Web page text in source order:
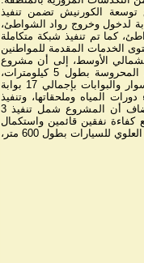
توسعة الكورنيش تضمن تنفيذ
من الأعمال الخدمية والبنية الأساسية، شملت إنشاء 17 بوابة لدخول وخروج رواد الشواطئ،
كما تم تنفيذ شبكة متكاملة
الخدمات المقدمة للمواطنين
الأوسط، إلى أن مشروع
توسعة كورنيش الإسكندرية شرق المدينة، من منطقة المنتزه حتى فندق المحروسة بطول 5 كيلومترات،
تضمن تنفيذ أعمال الحماية البحرية لحماية الكورنيش، إلى جانب تنفيذ الأسوار والبوابات بإجمالي 17 بوابة
المياه وملحقاتها، وتنفيذ
أعمال الأرصفة والإنترلوك ورصف الأسفلت على كامل مسار التوسعة. وأضاف أن المشروع شمل تنفيذ 3
كفاءة نفقين قائمين واستكمال
الجهة الشمالية لهما بعد أعمال التوسعة، إلى جانب تنفيذ كوبري محمد نجيب العلوي للسيارات بطول 600 متر،